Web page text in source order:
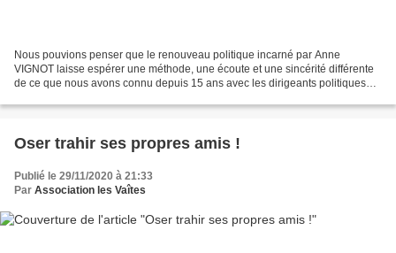
Nous pouvions penser que le renouveau politique incarné par Anne
VIGNOT laisse espérer une méthode, une écoute et une sincérité différente
de ce que nous avons connu depuis 15 ans avec les dirigeants politiques
Oser trahir ses propres amis !
Publié le 29/11/2020 à 21:33
Par Association les Vaîtes